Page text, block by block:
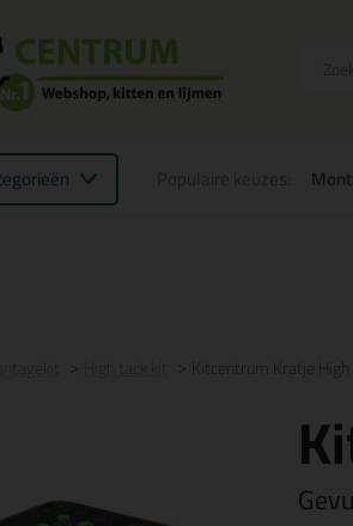
Kitcentrum Kratje High